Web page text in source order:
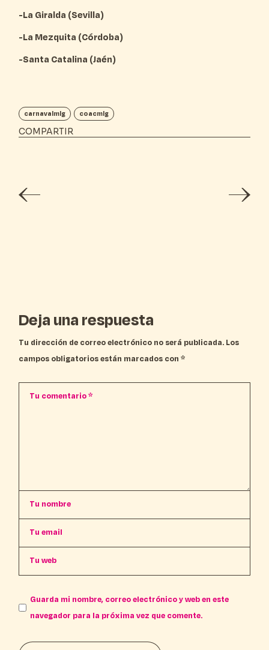
-La Giralda (Sevilla)
-La Mezquita (Córdoba)
-Santa Catalina (Jaén)
carnavalmlg coacmlg
COMPARTIR
Deja una respuesta
Tu dirección de correo electrónico no será publicada. Los
campos obligatorios están marcados con*
Guarda mi nombre, correo electrónico y web en este
navegador para la próxima vez que comente.